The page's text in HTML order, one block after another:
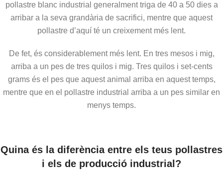
pollastre blanc industrial generalment triga de 40 a 50 dies a
arribar a la seva grandària de sacrifici, mentre que aquest
pollastre d’aquí té un creixement més lent.
De fet, és considerablement més lent. En tres mesos i mig,
arriba a un pes de tres quilos i mig. Tres quilos i set-cents
grams és el pes que aquest animal arriba en aquest temps,
mentre que en el pollastre industrial arriba a un pes similar en
menys temps.
Quina és la diferència entre els teus pollastres
i els de producció industrial?